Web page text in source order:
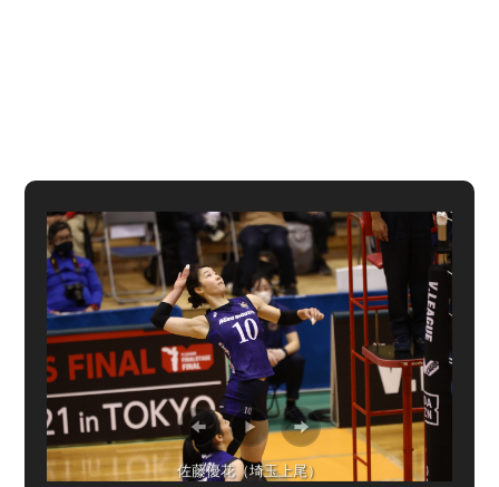
佐藤優花（埼玉上尾）